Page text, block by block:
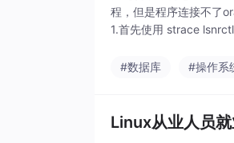
程，但是程序连接不了
1.首先使用 strace
#数据库 #操作系
Linux从业人员